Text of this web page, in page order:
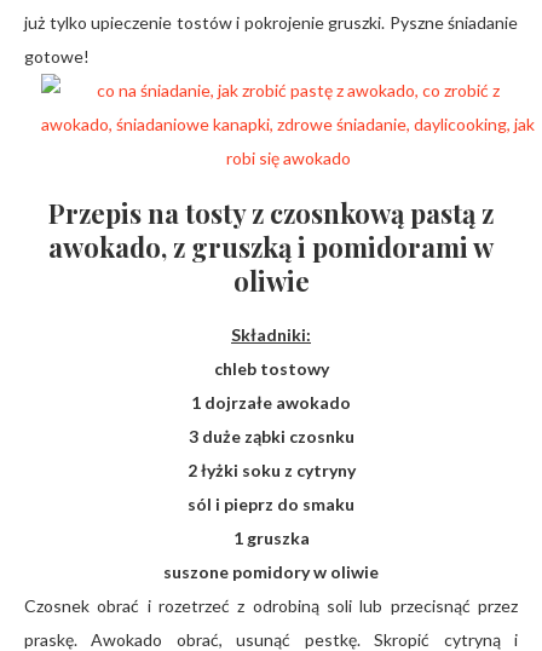
już tylko upieczenie tostów i pokrojenie gruszki. Pyszne śniadanie
gotowe!
Przepis na tosty z czosnkową pastą z
awokado, z gruszką i pomidorami w
oliwie
Składniki:
chleb tostowy
1 dojrzałe awokado
3 duże ząbki czosnku
2 łyżki soku z cytryny
sól i pieprz do smaku
1 gruszka
suszone pomidory w oliwie
Czosnek obrać i rozetrzeć z odrobiną soli lub przecisnąć przez
praskę. Awokado obrać, usunąć pestkę. Skropić cytryną i